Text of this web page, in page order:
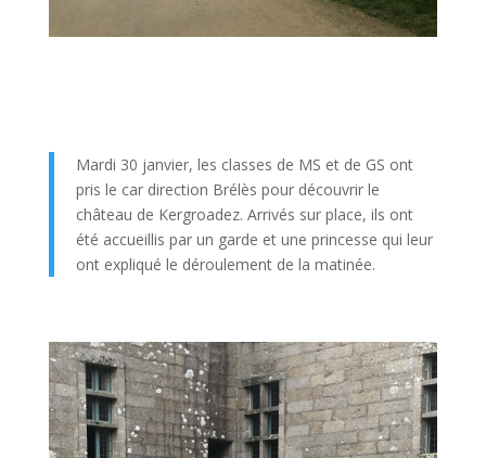
Mardi 30 janvier, les classes de MS et de GS ont
pris le car direction Brélès pour découvrir le
château de Kergroadez. Arrivés sur place, ils ont
été accueillis par un garde et une princesse qui leur
ont expliqué le déroulement de la matinée.